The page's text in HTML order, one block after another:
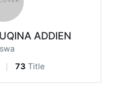
ADDIEN
73 Title